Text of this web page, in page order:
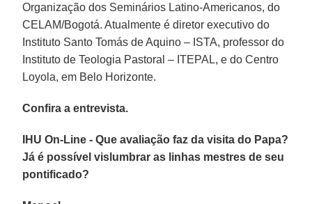
Organização dos Seminários Latino-Americanos, do
CELAM/Bogotá. Atualmente é diretor executivo do
Instituto Santo Tomás de Aquino – ISTA, professor do
Instituto de Teologia Pastoral – ITEPAL, e do Centro
Loyola, em Belo Horizonte.
Confira a entrevista.
IHU On-Line - Que avaliação faz da visita do Papa?
Já é possível vislumbrar as linhas mestres de seu
pontificado?